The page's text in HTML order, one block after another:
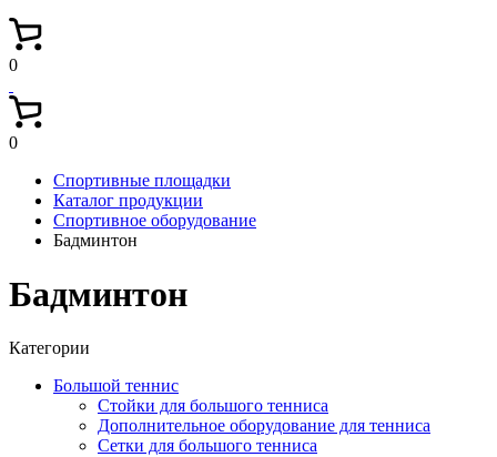
0
0
Спортивные площадки
Каталог продукции
Спортивное оборудование
Бадминтон
Бадминтон
Категории
Большой теннис
Стойки для большого тенниса
Дополнительное оборудование для тенниса
Сетки для большого тенниса